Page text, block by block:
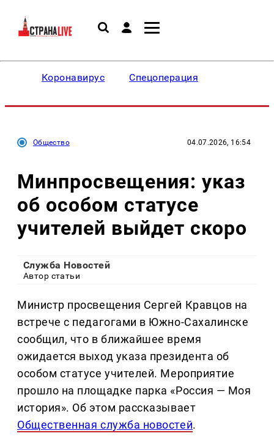
Коронавирус Спецоперация
Общество 04.07.2026, 16:54
Минпросвещения: указ
об особом статусе
учителей выйдет скоро
Служба Новостей
Автор статьи
Министр просвещения Сергей Кравцов на
встрече с педагогами в Южно-Сахалинске
сообщил, что в ближайшее время
ожидается выход указа президента об
особом статусе учителей. Мероприятие
прошло на площадке парка «Россия — Моя
история». Об этом рассказывает
Общественная служба новостей.